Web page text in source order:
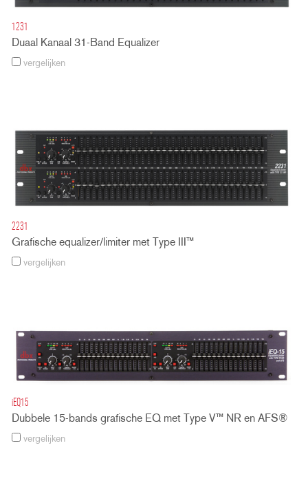
1231
Duaal Kanaal 31-Band Equalizer
vergelijken
2231
Grafische equalizer/limiter met Type III™
vergelijken
iEQ15
Dubbele 15-bands grafische EQ met Type V™ NR en AFS®
vergelijken